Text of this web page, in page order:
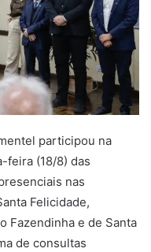
participou na
feira (18/8) das
nas
Felicidade,
Fazendinha e de Santa
de consultas